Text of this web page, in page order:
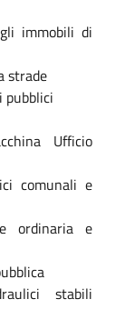
immobili di
strade
pubblici
Ufficio
comunali e
ordinaria e
stabili